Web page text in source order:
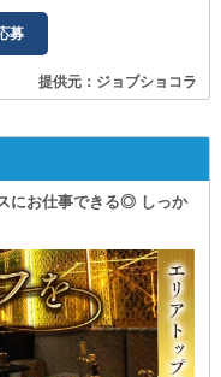
募
提供元：ジョブショコラ
にお仕事できる◎ しっか